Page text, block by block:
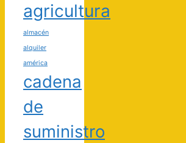
agricultura
almacén
alquiler
américa
cadena
de
suministro